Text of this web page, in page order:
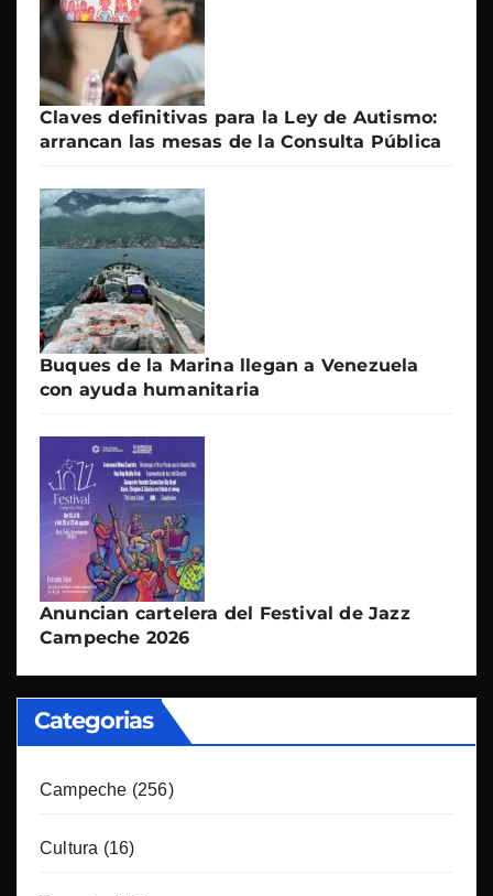
Claves definitivas para la Ley de Autismo:
arrancan las mesas de la Consulta Pública
Buques de la Marina llegan a Venezuela
con ayuda humanitaria
Anuncian cartelera del Festival de Jazz
Campeche 2026
Categorias
Campeche (256)
Cultura (16)